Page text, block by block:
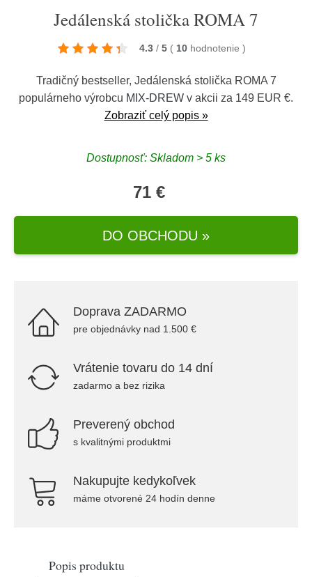
Jedálenská stolička ROMA 7
4.3 / 5 ( 10 hodnotenie )
Tradičný bestseller, Jedálenská stolička ROMA 7
populárneho výrobcu MIX-DREW v akcii za 149 EUR €.
Zobraziť celý popis »
Dostupnosť: Skladom > 5 ks
71 €
DO OBCHODU »
Doprava ZADARMO
pre objednávky nad 1.500 €
Vrátenie tovaru do 14 dní
zadarmo a bez rizika
Preverený obchod
s kvalitnými produktmi
Nakupujte kedykoľvek
máme otvorené 24 hodín denne
Popis produktu